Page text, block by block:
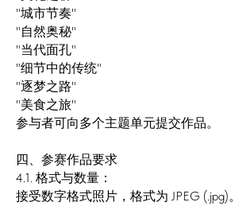
"城市节奏"
"自然奥秘"
"当代面孔"
"细节中的传统"
"逐梦之路"
"美食之旅"
参与者可向多个主题单元提交作品。
四、参赛作品要求
4.1. 格式与数量：
接受数字格式照片，格式为 JPEG (.jpg)。